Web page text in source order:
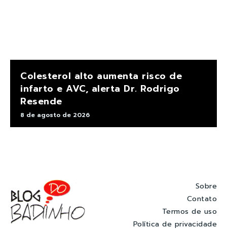
Colesterol alto aumenta risco de
infarto e AVC, alerta Dr. Rodrigo
Resende
8 de agosto de 2026
Sobre
Contato
Termos de uso
Política de privacidade